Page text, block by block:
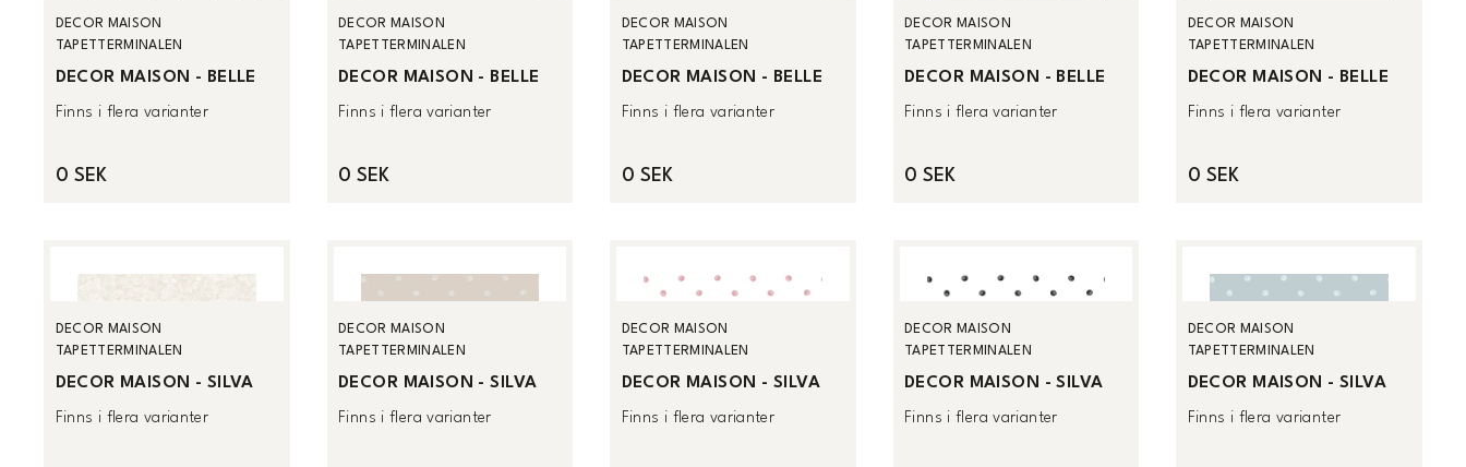
DECOR MAISON
TAPETTERMINALEN
DECOR MAISON - BELLE
Finns i flera varianter
0 SEK
DECOR MAISON
TAPETTERMINALEN
DECOR MAISON - BELLE
Finns i flera varianter
0 SEK
DECOR MAISON
TAPETTERMINALEN
DECOR MAISON - BELLE
Finns i flera varianter
0 SEK
DECOR MAISON
TAPETTERMINALEN
DECOR MAISON - BELLE
Finns i flera varianter
0 SEK
DECOR MAISON
TAPETTERMINALEN
DECOR MAISON - BELLE
Finns i flera varianter
0 SEK
DECOR MAISON
TAPETTERMINALEN
DECOR MAISON - SILVA
Finns i flera varianter
DECOR MAISON
TAPETTERMINALEN
DECOR MAISON - SILVA
Finns i flera varianter
DECOR MAISON
TAPETTERMINALEN
DECOR MAISON - SILVA
Finns i flera varianter
DECOR MAISON
TAPETTERMINALEN
DECOR MAISON - SILVA
Finns i flera varianter
DECOR MAISON
TAPETTERMINALEN
DECOR MAISON - SILVA
Finns i flera varianter